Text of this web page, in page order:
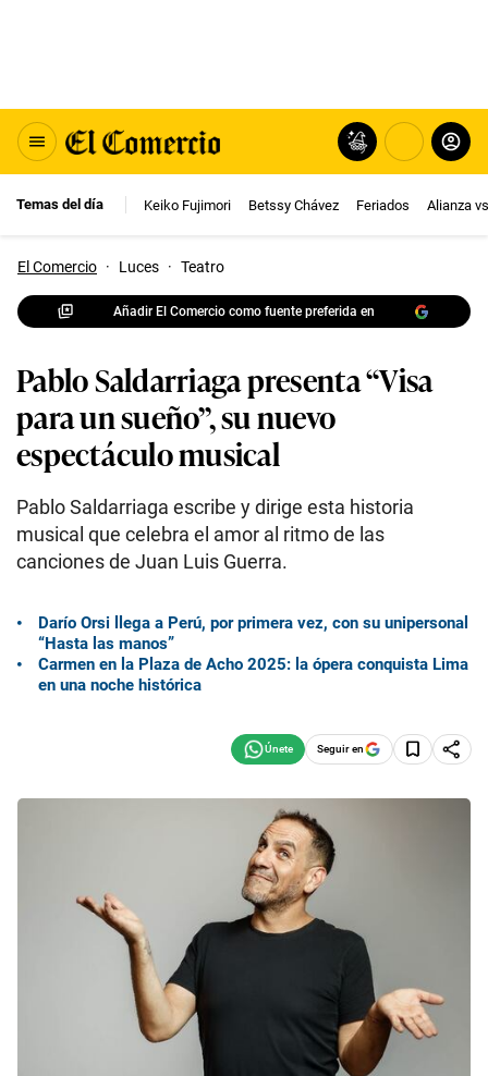
Temas del día Keiko Fujimori Betssy Chávez Feriados Alianza
El Comercio · Luces · Teatro
Añadir El Comercio como fuente preferida en
Pablo Saldarriaga presenta “Visa
para un sueño”, su nuevo
espectáculo musical
Pablo Saldarriaga escribe y dirige esta historia
musical que celebra el amor al ritmo de las
canciones de Juan Luis Guerra.
Darío Orsi llega a Perú, por primera vez, con su unipersonal
“Hasta las manos”
Carmen en la Plaza de Acho 2025: la ópera conquista Lima
en una noche histórica
Seguir en